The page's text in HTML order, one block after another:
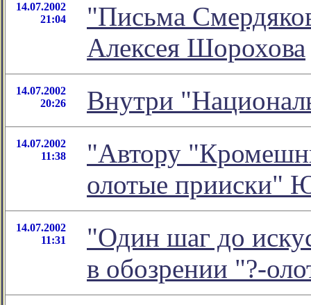
14.07.2002
21:04
"Письма
Алексея Шорохова
14.07.2002
20:26
Внутри
14.07.2002
11:38
"Автору
олотые прииски"
14.07.2002
11:31
"Один шаг до
в обозрении "?-